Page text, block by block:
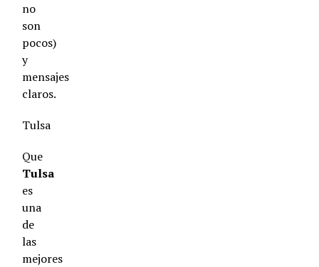
no
son
pocos)
y
mensajes
claros.
Tulsa
Que
Tulsa
es
una
de
las
mejores